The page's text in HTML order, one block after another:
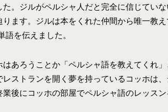
た。ジルがペルシャ人だと完全に信じてい
ります。ジルは本をくれた仲間から唯一教え
語を伝えました。
はあろうことか「ペルシャ語を教えてくれ
レストランを開く夢を持っているコッホは
業後にコッホの部屋でペルシャ語のレッスン